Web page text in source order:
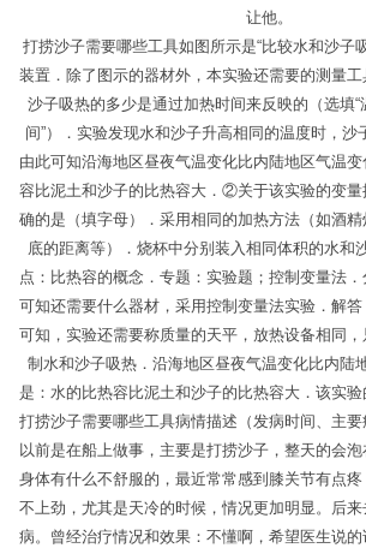
让他。
打捞沙子需要哪些工具如图所示是“比较水和沙子
装置．除了图示的器材外，本实验还需要的测量
沙子吸热的多少是通过加热时间来反映的（选填“
间”）．实验发现水和沙子升高相同的温度时，沙
由此可知沿海地区昼夜气温变化比内陆地区气温
容比泥土和沙子的比热容大．②关于该实验的变量
确的是（填字母）．采用相同的加热方法（如酒
底的距离等）．烧杯中分别装入相同体积的水和
点：比热容的概念．专题：实验题；控制变量法
可知还需要什么器材，采用控制变量法实验．解
可知，实验还需要称质量的天平，放热设备相同
制水和沙子吸热．沿海地区昼夜气温变化比内陆
是：水的比热容比泥土和沙子的比热容大．该实验
打捞沙子需要哪些工具病情描述（发病时间、主要
以前是在船上做事，主要是打捞沙子，整天的会
身体有什么不舒服的，最近常常感到膝关节有点
不上劲，尤其是天冷的时候，情况更加明显。后
病。曾经治疗情况和效果：不懂啊，希望医生说